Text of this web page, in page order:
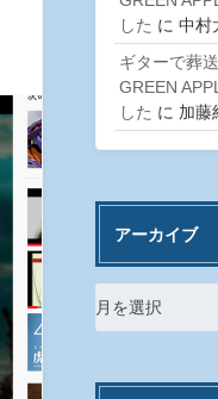
した に中村
ギターで葬
GREEN
した に 加藤
アーカイブ